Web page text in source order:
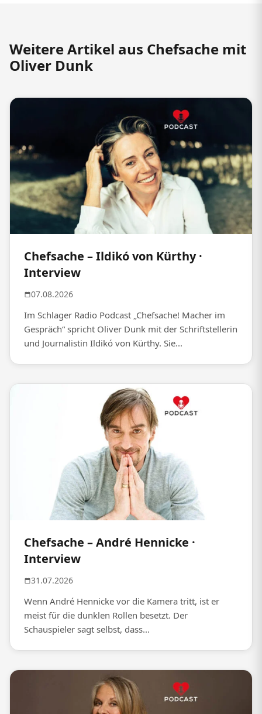
Weitere Artikel aus Chefsache mit
Oliver Dunk
Chefsache – Ildikó von Kürthy ·
Interview
07.08.2026
Im Schlager Radio Podcast „Chefsache! Macher im
Gespräch“ spricht Oliver Dunk mit der Schriftstellerin
und Journalistin Ildikó von Kürthy. Sie...
Chefsache – André Hennicke ·
Interview
31.07.2026
Wenn André Hennicke vor die Kamera tritt, ist er
meist für die dunklen Rollen besetzt. Der
Schauspieler sagt selbst, dass...